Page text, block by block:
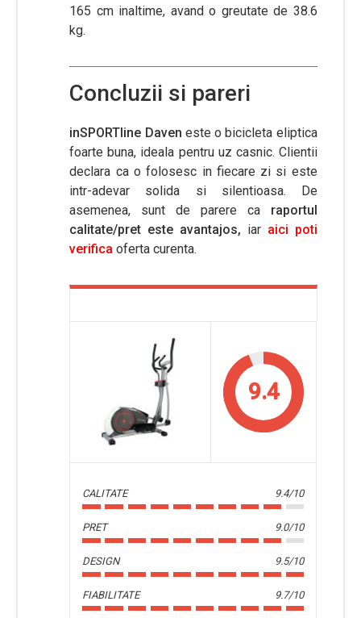
165 cm inaltime, avand o greutate de 38.6
kg.
Concluzii si pareri
inSPORTline Daven este o bicicleta eliptica
foarte buna, ideala pentru uz casnic. Clientii
declara ca o folosesc in fiecare zi si este
intr-adevar solida si silentioasa. De
asemenea, sunt de parere ca raportul
calitate/pret este avantajos, iar aici poti
verifica oferta curenta.
9.4
CALITATE 9.4/10
PRET 9.0/10
DESIGN 9.5/10
FIABILITATE 9.7/10